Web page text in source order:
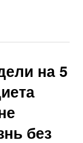
на 5
без